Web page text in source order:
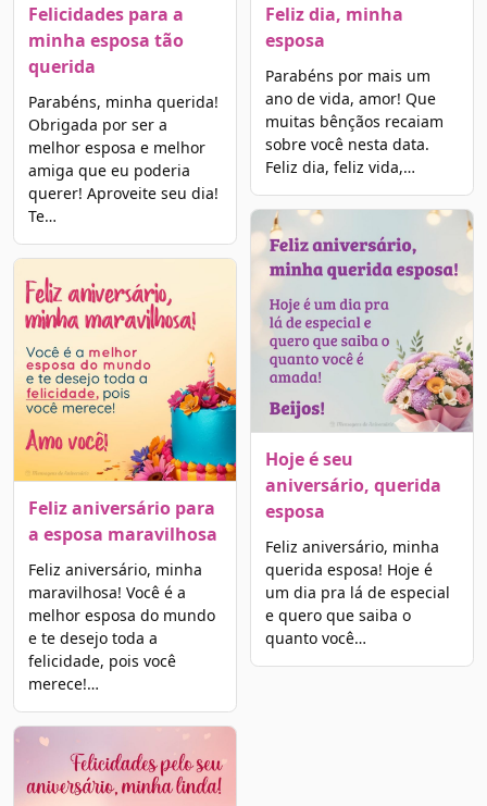
Felicidades para a
minha esposa tão
querida
Parabéns, minha querida!
Obrigada por ser a
melhor esposa e melhor
amiga que eu poderia
querer! Aproveite seu dia!
Te…
Feliz aniversário para
a esposa maravilhosa
Feliz aniversário, minha
maravilhosa! Você é a
melhor esposa do mundo
e te desejo toda a
felicidade, pois você
merece!…
Feliz dia, minha
esposa
Parabéns por mais um
ano de vida, amor! Que
muitas bênçãos recaiam
sobre você nesta data.
Feliz dia, feliz vida,…
Hoje é seu
aniversário, querida
esposa
Feliz aniversário, minha
querida esposa! Hoje é
um dia pra lá de especial
e quero que saiba o
quanto você…